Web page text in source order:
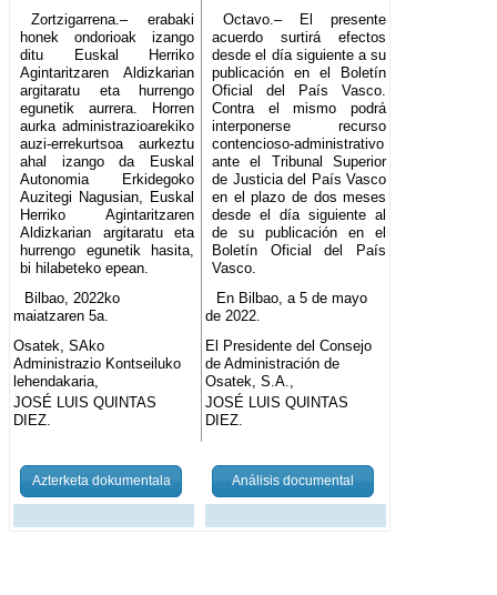
Zortzigarrena.– erabaki
honek ondorioak izango
ditu Euskal Herriko
Agintaritzaren Aldizkarian
argitaratu eta hurrengo
egunetik aurrera. Horren
aurka administrazioarekiko
auzi-errekurtsoa aurkeztu
ahal izango da Euskal
Autonomia Erkidegoko
Auzitegi Nagusian, Euskal
Herriko Agintaritzaren
Aldizkarian argitaratu eta
hurrengo egunetik hasita,
bi hilabeteko epean.
Octavo.– El presente
acuerdo surtirá efectos
desde el día siguiente a su
publicación en el Boletín
Oficial del País Vasco.
Contra el mismo podrá
interponerse recurso
contencioso-administrativo
ante el Tribunal Superior
de Justicia del País Vasco
en el plazo de dos meses
desde el día siguiente al
de su publicación en el
Boletín Oficial del País
Vasco.
Bilbao, 2022ko
maiatzaren 5a.
En Bilbao, a 5 de mayo
de 2022.
Osatek, SAko
Administrazio Kontseiluko
lehendakaria,
El Presidente del Consejo
de Administración de
Osatek, S.A.,
JOSÉ LUIS QUINTAS
DIEZ.
JOSÉ LUIS QUINTAS
DIEZ.
Azterketa dokumentala Análisis documental